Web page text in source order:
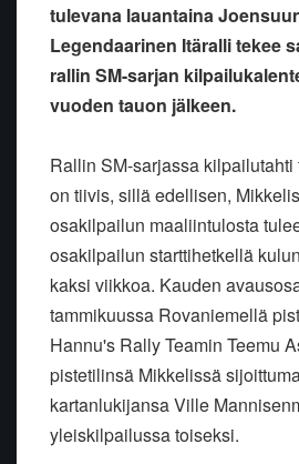
tulevana lauantaina
Legendaarinen Itäralli tekee
rallin SM-sarjan
vuoden tauon jälkeen.
Rallin SM-sarjassa
on tiivis, sillä edellisen,
osakilpailun maaliintulosta
osakilpailun starttihetkellä
kaksi viikkoa. Kauden
tammikuussa Rovaniemellä
Hannu's Rally Teamin Teemu
pistetilinsä Mikkelissä
kartanlukijansa Ville
yleiskilpailussa toiseksi.